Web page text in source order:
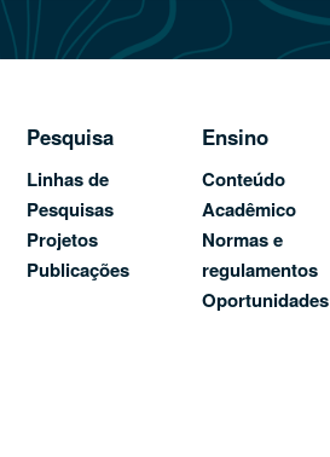
Pesquisa
Linhas de
Pesquisas
Projetos
Publicações
Ensino
Conteúdo
Acadêmico
Normas e
regulamentos
Oportunidades